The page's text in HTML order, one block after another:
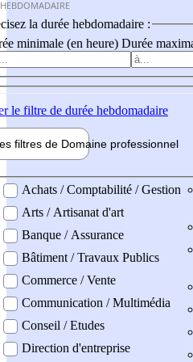
la durée hebdomadaire :
minimale (en heure) Durée
le filtre de durée hebdomadaire
filtres de Domaine professionnel
professionel
Achats / Comptabilité / Gestion
Arts / Artisanat d'art
Banque / Assurance
Bâtiment / Travaux Publics
Commerce / Vente
Communication / Multimédia
Conseil / Etudes
Direction d'entreprise